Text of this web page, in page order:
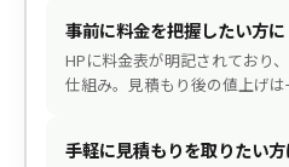
事前に料金を把握したい方に
HPに料金表が明記されており
仕組み。見積もり後の値上げは
手軽に見積もりを取りたい方